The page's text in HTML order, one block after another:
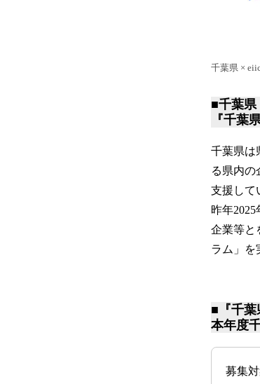
千葉県 ×
■千葉県
『千葉
千葉県は
る県内の
支援して
昨年
企業等と
ラム」を
■『千葉
本年度
募集対